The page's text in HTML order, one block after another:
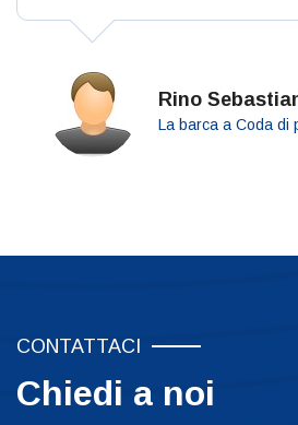
Rino
La barca a Coda di
CONTATTACI
Chiedi a noi